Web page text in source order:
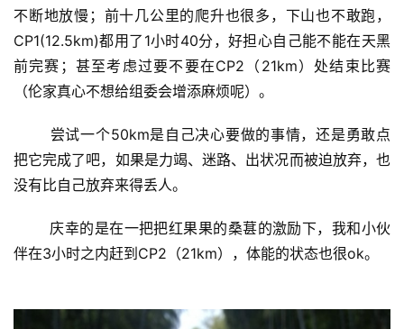
不断地放慢；前十几公里的爬升也很多，下山也不敢跑，
CP1(12.5km)都用了1小时40分，好担心自己能不能在天黑
前完赛；甚至考虑过要不要在CP2（21km）处结束比赛
（伦家真心不想给组委会增添麻烦呢）。
把它完成了吧，如果是力竭、迷路、出状况而被迫放弃，也
没有比自己放弃来得丢人。
伴在3小时之内赶到CP2（21km），体能的状态也很ok。